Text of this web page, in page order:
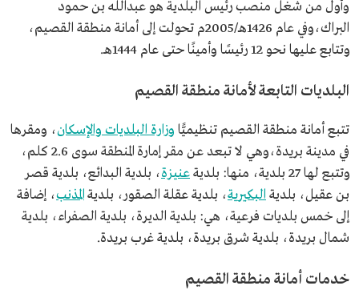
وأول من شغل منصب رئيس البلدية هو عبدالله بن حمود
البراك،وفي عام 1426هـ/2005م تحولت إلى أمانة منطقة القصيم،
وتتابع عليها نحو 12 رئيسًا وأمينًا حتى عام 1444هـ.
البلديات التابعة لأمانة منطقة القصيم
تتبع أمانة منطقة القصيم تنظيميًّا وزارة البلديات والإسكان، ومقرها
في مدينة بريدة،وهي لا تبعد عن مقر إمارة المنطقة سوى 2.6 كلم،
وتتبع لها 27 بلدية، منها: بلدية
عنيزة، بلدية البدائع، بلدية قصر
بن عقيل، بلدية البكيرية، بلدية عقلة الصقور، بلديةالمذنب، إضافة
إلى خمس بلديات فرعية، هي: بلدية الديرة، بلدية الصفراء، بلدية
شمال بريدة، بلدية شرق بريدة، بلدية غرب بريدة.
خدمات أمانة منطقة القصيم